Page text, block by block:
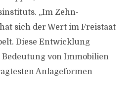
„Im Zehn-
sich der Wert im Freistaat
Diese Entwicklung
von Immobilien
Anlageformen